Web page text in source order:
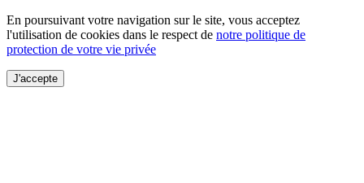
En poursuivant votre navigation sur le site, vous acceptez
l'utilisation de cookies dans le respect de notre politique de
protection de votre vie privée
J'accepte